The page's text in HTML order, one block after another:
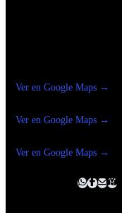
Ver en Google Maps →
Ver en Google Maps →
Ver en Google Maps →